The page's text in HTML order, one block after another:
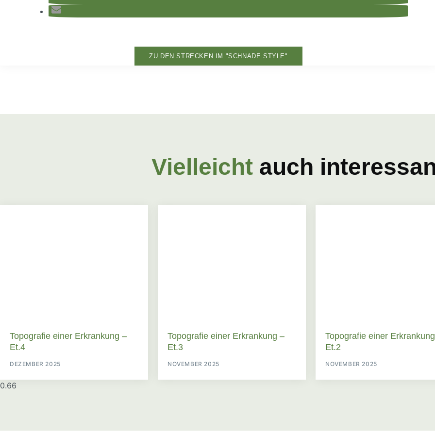
ZU DEN STRECKEN IM "SCHNADE STYLE"
Vielleicht auch
Topografie einer Erkrankung –
Et.4
DEZEMBER 2025
Topografie einer Erkrankung –
Et.3
NOVEMBER 2025
Topografie einer
Et.2
NOVEMBER 2025